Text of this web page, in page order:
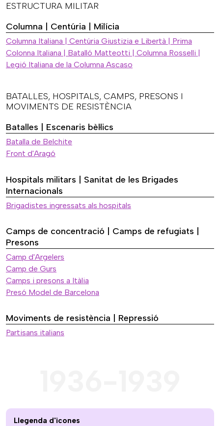
ESTRUCTURA MILITAR
Columna | Centúria | Milícia
Columna Italiana | Centúria Giustizia e Libertà | Prima
Colonna Italiana | Batalló Matteotti | Columna Rosselli |
Legió Italiana de la Columna Ascaso
BATALLES, HOSPITALS, CAMPS, PRESONS I
MOVIMENTS DE RESISTÈNCIA
Batalles | Escenaris bèl·lics
Batalla de Belchite
Front d'Aragó
Hospitals militars | Sanitat de les Brigades
Internacionals
Brigadistes ingressats als hospitals
Camps de concentració | Camps de refugiats |
Presons
Camp d'Argelers
Camp de Gurs
Camps i presons a Itàlia
Presó Model de Barcelona
Moviments de resistència | Repressió
Partisans italians
Llegenda d'icones